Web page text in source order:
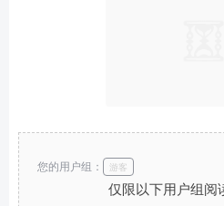
仅限以下用户组阅
您的用户组： 游客